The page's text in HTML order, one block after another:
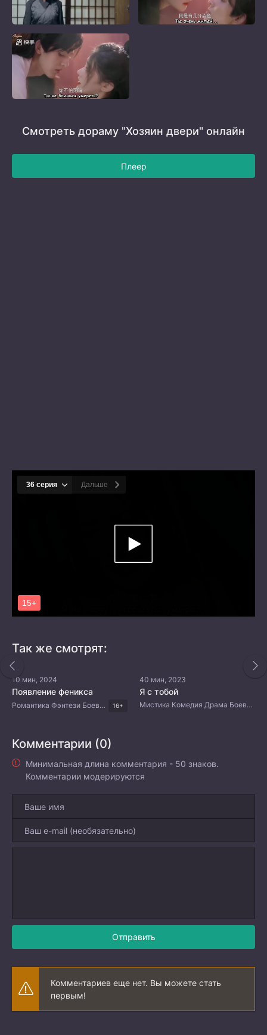
Смотреть дораму "Хозяин двери" онлайн
Плеер
Так же смотрят:
10 мин, 2024
Появление феникса
Романтика Фэнтези Боевые искусства Китайские дорамы 16+
40 мин, 2023
Я с тобой
Мистика Комедия Драма Боевые искусства Китайские дорамы
Комментарии (0)
Минимальная длина комментария - 50 знаков.
Комментарии модерируются
Отправить
Комментариев еще нет. Вы можете стать
первым!